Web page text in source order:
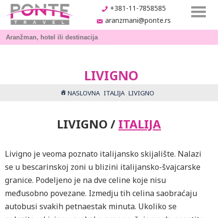
+381-11-7858585
aranzmani@ponte.rs
LIVIGNO
NASLOVNA ITALIJA LIVIGNO
LIVIGNO / ITALIJA
Livigno je veoma poznato italijansko skijalište. Nalazi
se u bescarinskoj zoni u blizini italijansko-švajcarske
granice. Podeljeno je na dve celine koje nisu
međusobno povezane. Izmedju tih celina saobraćaju
autobusi svakih petnaestak minuta. Ukoliko se